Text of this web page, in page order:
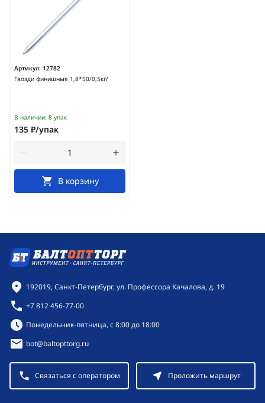
Артикул: 12782
Гвозди финишные 1,8*50/0,5кг/
В наличии: 8 упак
135 ₽/упак
В корзину
Контактная информация
192019, Санкт-Петербург, ул. Профессора Качалова, д. 19
+7 812 456-77-00
Режим работы:
Понедельник-пятница, с 8:00 до 18:00
bot@baltopttorg.ru
Связаться с оператором Проложить маршрут